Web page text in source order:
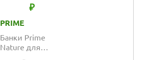
₽
PRIME
Банки Prime
Nature для